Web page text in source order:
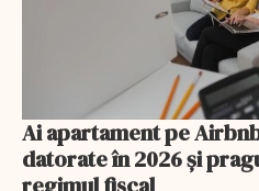
Ai apartament pe
datorate în 2026 și